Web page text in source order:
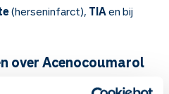
(herseninfarct), TIAen bij
over Acenocoumarol
dat bloed minder makkelijk